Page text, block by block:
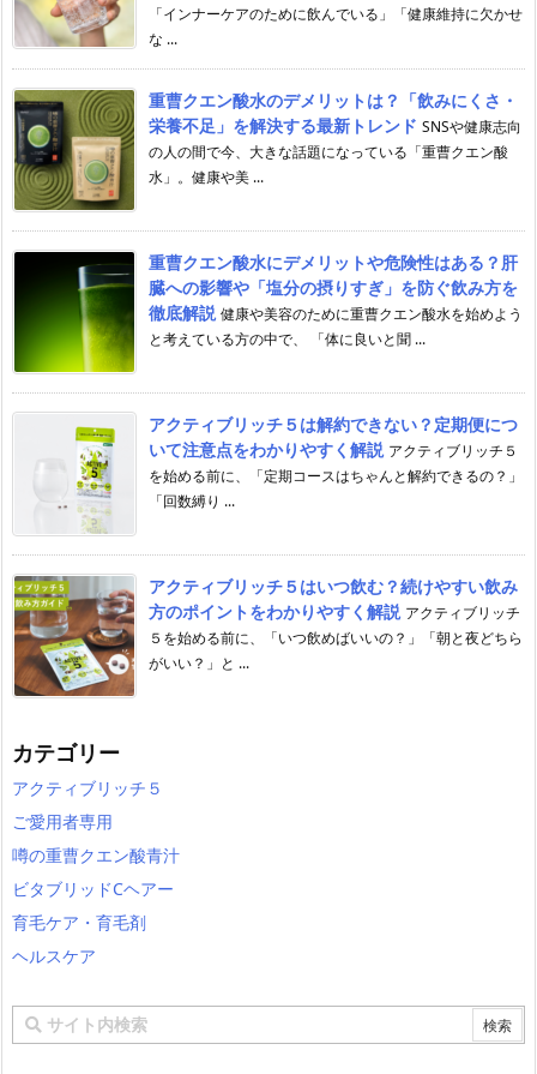
「インナーケアのために飲んでいる」「健康維持に欠かせ
な ...
重曹クエン酸水のデメリットは？「飲みにくさ・
栄養不足」を解決する最新トレンド SNSや健康志向
の人の間で今、大きな話題になっている「重曹クエン酸
水」。健康や美 ...
重曹クエン酸水にデメリットや危険性はある？肝
臓への影響や「塩分の摂りすぎ」を防ぐ飲み方を
徹底解説 健康や美容のために重曹クエン酸水を始めよう
と考えている方の中で、 「体に良いと聞 ...
アクティブリッチ５は解約できない？定期便につ
いて注意点をわかりやすく解説 アクティブリッチ５
を始める前に、「定期コースはちゃんと解約できるの？」
「回数縛り ...
アクティブリッチ５はいつ飲む？続けやすい飲み
方のポイントをわかりやすく解説 アクティブリッチ
５を始める前に、「いつ飲めばいいの？」「朝と夜どちら
がいい？」と ...
カテゴリー
アクティブリッチ５
ご愛用者専用
噂の重曹クエン酸青汁
ビタブリッドCヘアー
育毛ケア・育毛剤
ヘルスケア